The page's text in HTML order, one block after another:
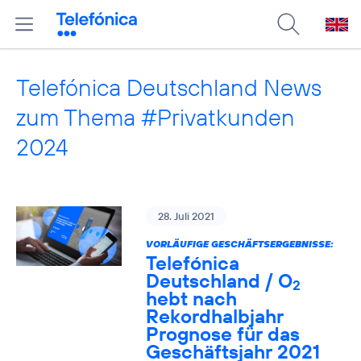
Telefónica Deutschland News
zum Thema #Privatkunden
2024
28. Juli 2021
VORLÄUFIGE GESCHÄFTSERGEBNISSE:
Telefónica
Deutschland / O2
hebt nach
Rekordhalbjahr
Prognose für das
Geschäftsjahr 2021